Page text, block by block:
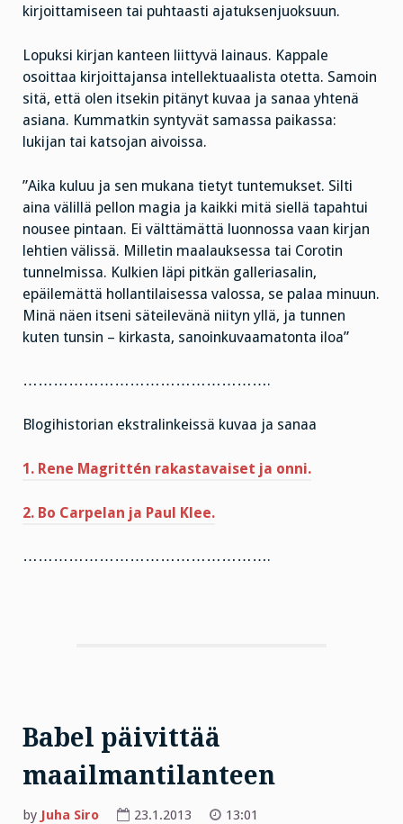
kirjoittamiseen tai puhtaasti ajatuksenjuoksuun.
Lopuksi kirjan kanteen liittyvä lainaus. Kappale
osoittaa kirjoittajansa intellektuaalista otetta. Samoin
sitä, että olen itsekin pitänyt kuvaa ja sanaa yhtenä
asiana. Kummatkin syntyvät samassa paikassa:
lukijan tai katsojan aivoissa.
”Aika kuluu ja sen mukana tietyt tuntemukset. Silti
aina välillä pellon magia ja kaikki mitä siellä tapahtui
nousee pintaan. Ei välttämättä luonnossa vaan kirjan
lehtien välissä. Milletin maalauksessa tai Corotin
tunnelmissa. Kulkien läpi pitkän galleriasalin,
epäilemättä hollantilaisessa valossa, se palaa minuun.
Minä näen itseni säteilevänä niityn yllä, ja tunnen
kuten tunsin – kirkasta, sanoinkuvaamatonta iloa”
………………………………………….
Blogihistorian ekstralinkeissä kuvaa ja sanaa
1. Rene Magrittén rakastavaiset ja onni.
2. Bo Carpelan ja Paul Klee.
………………………………………….
Babel päivittää
maailmantilanteen
by Juha Siro 23.1.2013 13:01